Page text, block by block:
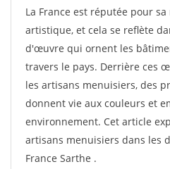
La France est réputée pour
artistique, et cela se reflète
d'œuvre qui ornent les
travers le pays. Derrière ces
les artisans menuisiers, des
donnent vie aux couleurs et
environnement. Cet article
artisans menuisiers dans les
France Sarthe .